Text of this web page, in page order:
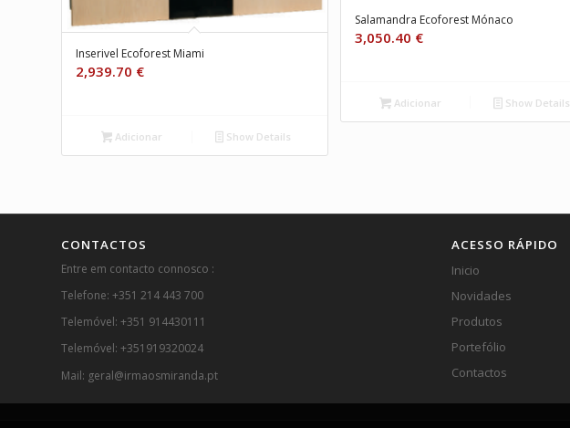
Inserivel Ecoforest Miami
2,939.70 €
Adicionar Show Details
Salamandra Ecoforest Mónaco
3,050.40 €
Adicionar Show Details
CONTACTOS
Entre em contacto connosco :
Telefone: +351 214 443 700
Telemóvel: +351 914430111
Telemóvel: +351919320024
Mail: geral@irmaosmiranda.pt
ACESSO RÁPIDO
Inicio
Novidades
Produtos
Portefólio
Contactos